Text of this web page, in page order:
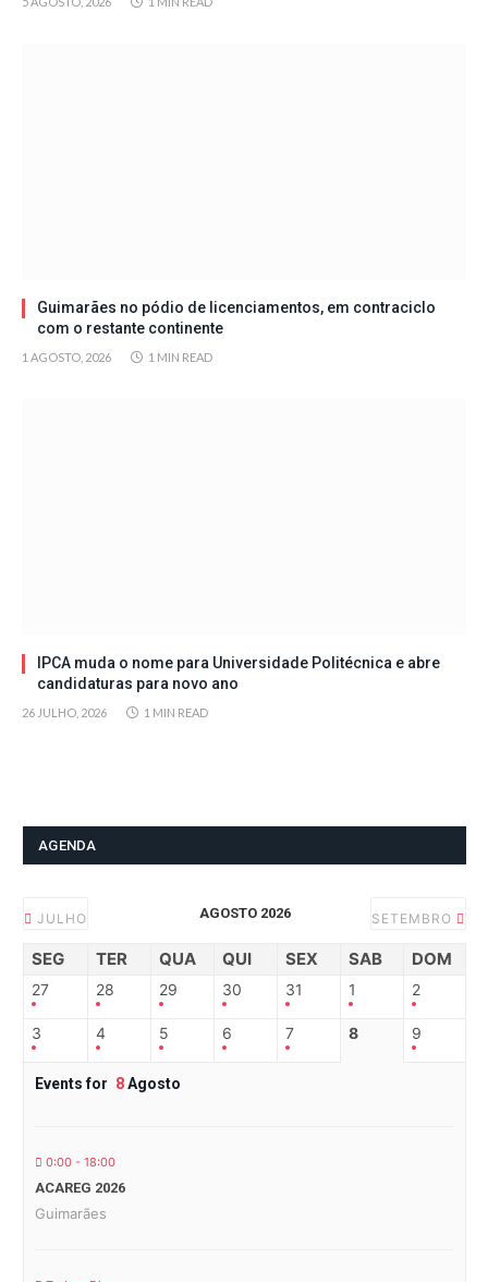
Guimarães no pódio de licenciamentos, em contraciclo
com o restante continente
1 AGOSTO, 2026 1 MIN READ
IPCA muda o nome para Universidade Politécnica e abre
candidaturas para novo ano
26 JULHO, 2026 1 MIN READ
AGENDA
JULHO AGOSTO 2026 SETEMBRO
SEG TER QUA QUI SEX SAB DOM
27 28 29 30 31 1 2
3 4 5 6 7 8 9
Events for 8Agosto
0:00 - 18:00
ACAREG 2026
Guimarães